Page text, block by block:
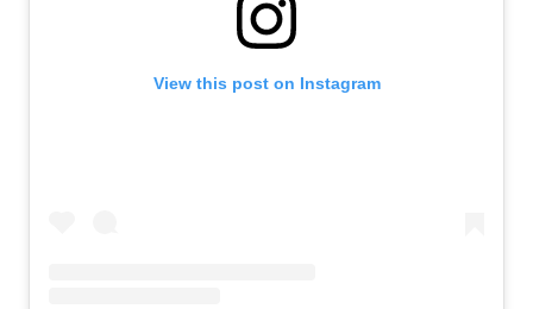
View this post on Instagram